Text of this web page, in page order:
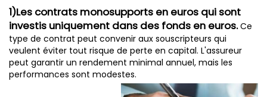
1)Les contrats monosupports en euros qui sont
investis uniquement dans des fonds en euros.Ce
type de contrat peut convenir aux souscripteurs qui
veulent éviter tout risque de perte en capital. L'assureur
peut garantir un rendement minimal annuel, mais les
performances sont modestes.